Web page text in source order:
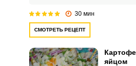
30 мин
СМОТРЕТЬ РЕЦЕПТ
яйцом